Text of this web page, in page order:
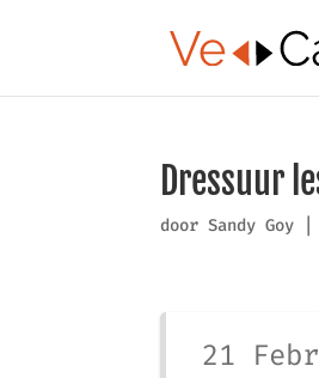
Dressuur
doorSandy Goy
21